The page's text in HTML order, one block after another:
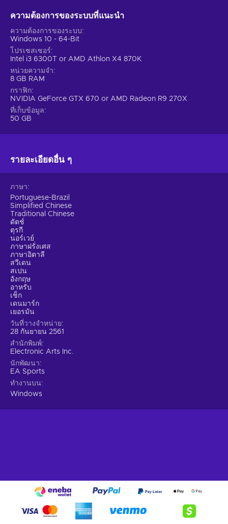
making FIFA 19 Origin key close controls, squad setups, and
skill reliant finishers even more of a treat.
The final chapter to The Journey!
final chapter to the trilogy — The Journey: Champions! It’s
here, and it's more than just a cherry on the top. In the story
mode, you control one of the three characters: Alex Hunter,
Danny Williams, or Kim Hunter.
progress through the story for one last time. Manoeuvre their
ความต้องการของระบบที่แนะนํา
ความต้องการของระบบ
Windows 10 - 64-Bit
โปรเซสเซอร์
Intel i3 6300T or AMD Athlon X4 870K
หน่วยความจำ
8 GB RAM
กราฟิก
NVIDIA GeForce GTX 670 or AMD Radeon R9 270X
ที่เก็บข้อมูล
50 GB
รายละเอียดอื่น ๆ
ภาษา
Portuguese-Brazil
Simplified Chinese
Traditional Chinese
ดัตช์
ตุรกี
นอร์เวย์
ภาษาฝรั่งเศส
ภาษาอิตาลี
สวีเดน
สเปน
อังกฤษ
อาหรับ
เช็ก
เดนมาร์ก
เยอรมัน
วันที่วางจำหน่าย
28 กันยายน 2561
สำนักพิมพ์
Electronic Arts Inc.
นักพัฒนา
EA Sports
ทำงานบน
Windows